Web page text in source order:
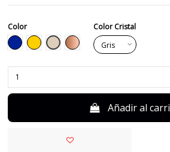
Color
Azul
AmarilloBeige Cobre
Color Cristal
Añadir al